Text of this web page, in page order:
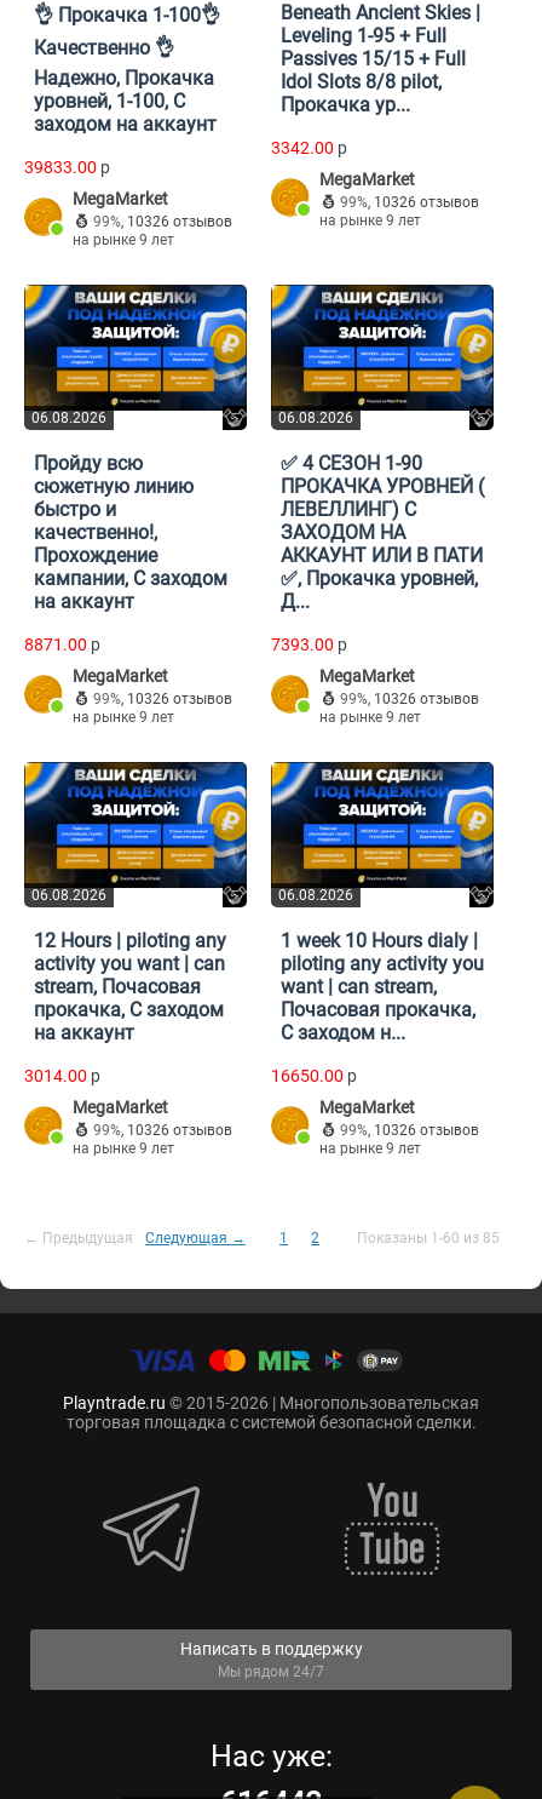
👌 Прокачка 1-100👌
Качественно 👌
Надежно, Прокачка
уровней, 1-100, С
заходом на аккаунт
39833.00 p
MegaMarket
99%, 10326 отзывов
на рынке 9 лет
Beneath Ancient Skies |
Leveling 1-95 + Full
Passives 15/15 + Full
Idol Slots 8/8 pilot,
Прокачка ур...
3342.00 p
MegaMarket
99%, 10326 отзывов
на рынке 9 лет
06.08.2026
Пройду всю
сюжетную линию
быстро и
качественно!,
Прохождение
кампании, С заходом
на аккаунт
8871.00 p
MegaMarket
99%, 10326 отзывов
на рынке 9 лет
06.08.2026
✅ 4 СЕЗОН 1-90
ПРОКАЧКА УРОВНЕЙ (
ЛЕВЕЛЛИНГ) С
ЗАХОДОМ НА
АККАУНТ ИЛИ В ПАТИ
✅, Прокачка уровней,
Д...
7393.00 p
MegaMarket
99%, 10326 отзывов
на рынке 9 лет
06.08.2026
12 Hours | piloting any
activity you want | can
stream, Почасовая
прокачка, С заходом
на аккаунт
3014.00 p
MegaMarket
99%, 10326 отзывов
на рынке 9 лет
06.08.2026
1 week 10 Hours dialy |
piloting any activity you
want | can stream,
Почасовая прокачка,
С заходом н...
16650.00 p
MegaMarket
99%, 10326 отзывов
на рынке 9 лет
← Предыдущая Следующая → 1 2 Показаны 1-60 из 85
Playntrade.ru © 2015-2026 | Многопользовательская
торговая площадка с системой безопасной сделки.
Написать в поддержку
Мы рядом 24/7
Нас уже: